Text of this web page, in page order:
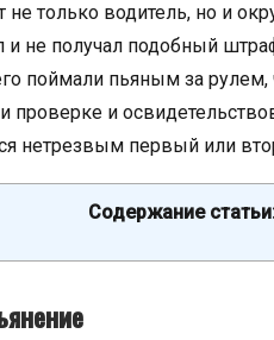
не только водитель, но и
не получал подобный
поймали пьяным за
и
нетрезвым первый или
Содержание